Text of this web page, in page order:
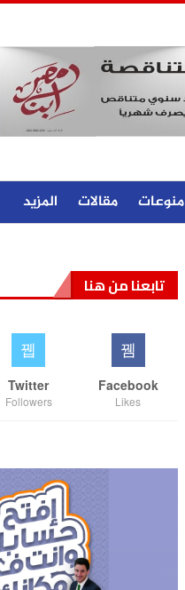
منوعات مقالات المزيد
تابعنا من هنا
Facebook
Likes
Twitter
Followers